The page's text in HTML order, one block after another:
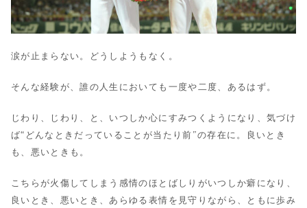
涙が止まらない。どうしようもなく。
そんな経験が、誰の人生においても一度や二度、あるはず。
じわり、じわり、と、いつしか心にすみつくようになり、気づけ
ば“どんなときだっていることが当たり前”の存在に。良いとき
も、悪いときも。
こちらが火傷してしまう感情のほとばしりがいつしか癖になり、
良いとき、悪いとき、あらゆる表情を見守りながら、ともに歩み